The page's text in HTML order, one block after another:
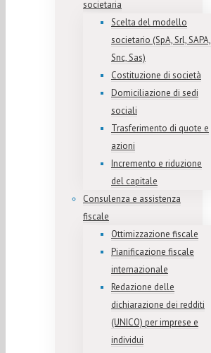
societaria
Scelta del modello
societario (SpA, Srl, SAPA,
Snc, Sas)
Costituzione di società
Domiciliazione di sedi
sociali
Trasferimento di quote e
azioni
Incremento e riduzione
del capitale
Consulenza e assistenza
fiscale
Ottimizzazione fiscale
Pianificazione fiscale
internazionale
Redazione delle
dichiarazione dei redditi
(UNICO) per imprese e
individui